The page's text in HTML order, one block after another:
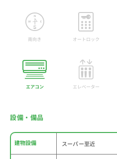
南向き オートロック
エアコン エレベーター
設備・備品
建物設備 スーパー至近